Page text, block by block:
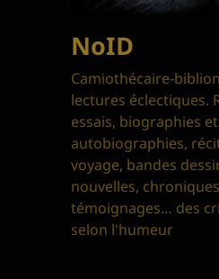
NoID
Camiothécaire-
lectures éclectiques.
essais, biographies et
autobiographies,
voyage, bandes
nouvelles,
témoignages… des
selon l'humeur